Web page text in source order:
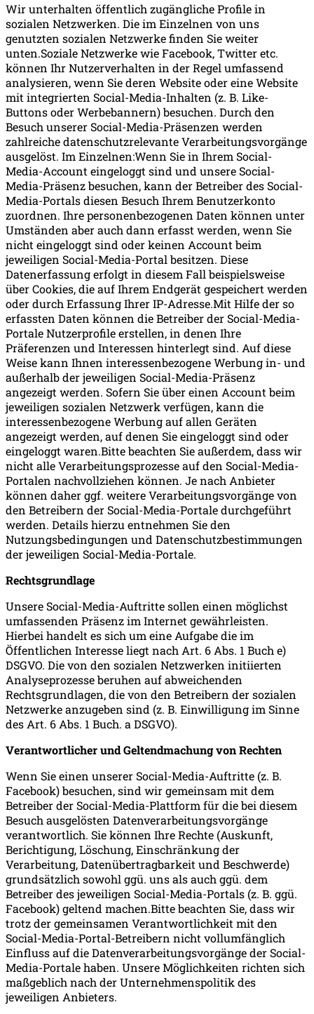
Wir unterhalten öffentlich zugängliche Profile in
sozialen Netzwerken. Die im Einzelnen von uns
genutzten sozialen Netzwerke finden Sie weiter
unten.Soziale Netzwerke wie Facebook, Twitter etc.
können Ihr Nutzerverhalten in der Regel umfassend
analysieren, wenn Sie deren Website oder eine Website
mit integrierten Social-Media-Inhalten (z. B. Like-
Buttons oder Werbebannern) besuchen. Durch den
Besuch unserer Social-Media-Präsenzen werden
zahlreiche datenschutzrelevante Verarbeitungsvorgänge
ausgelöst. Im Einzelnen:Wenn Sie in Ihrem Social-
Media-Account eingeloggt sind und unsere Social-
Media-Präsenz besuchen, kann der Betreiber des Social-
Media-Portals diesen Besuch Ihrem Benutzerkonto
zuordnen. Ihre personenbezogenen Daten können unter
Umständen aber auch dann erfasst werden, wenn Sie
nicht eingeloggt sind oder keinen Account beim
jeweiligen Social-Media-Portal besitzen. Diese
Datenerfassung erfolgt in diesem Fall beispielsweise
über Cookies, die auf Ihrem Endgerät gespeichert werden
oder durch Erfassung Ihrer IP-Adresse.Mit Hilfe der so
erfassten Daten können die Betreiber der Social-Media-
Portale Nutzerprofile erstellen, in denen Ihre
Präferenzen und Interessen hinterlegt sind. Auf diese
Weise kann Ihnen interessenbezogene Werbung in- und
außerhalb der jeweiligen Social-Media-Präsenz
angezeigt werden. Sofern Sie über einen Account beim
jeweiligen sozialen Netzwerk verfügen, kann die
interessenbezogene Werbung auf allen Geräten
angezeigt werden, auf denen Sie eingeloggt sind oder
eingeloggt waren.Bitte beachten Sie außerdem, dass wir
nicht alle Verarbeitungsprozesse auf den Social-Media-
Portalen nachvollziehen können. Je nach Anbieter
können daher ggf. weitere Verarbeitungsvorgänge von
den Betreibern der Social-Media-Portale durchgeführt
werden. Details hierzu entnehmen Sie den
Nutzungsbedingungen und Datenschutzbestimmungen
der jeweiligen Social-Media-Portale.
Rechtsgrundlage
Unsere Social-Media-Auftritte sollen einen möglichst
umfassenden Präsenz im Internet gewährleisten.
Hierbei handelt es sich um eine Aufgabe die im
Öffentlichen Interesse liegt nach Art. 6 Abs. 1 Buch e)
DSGVO. Die von den sozialen Netzwerken initiierten
Analyseprozesse beruhen auf abweichenden
Rechtsgrundlagen, die von den Betreibern der sozialen
Netzwerke anzugeben sind (z. B. Einwilligung im Sinne
des Art. 6 Abs. 1 Buch. a DSGVO).
Verantwortlicher und Geltendmachung von Rechten
Wenn Sie einen unserer Social-Media-Auftritte (z. B.
Facebook) besuchen, sind wir gemeinsam mit dem
Betreiber der Social-Media-Plattform für die bei diesem
Besuch ausgelösten Datenverarbeitungsvorgänge
verantwortlich. Sie können Ihre Rechte (Auskunft,
Berichtigung, Löschung, Einschränkung der
Verarbeitung, Datenübertragbarkeit und Beschwerde)
grundsätzlich sowohl ggü. uns als auch ggü. dem
Betreiber des jeweiligen Social-Media-Portals (z. B. ggü.
Facebook) geltend machen.Bitte beachten Sie, dass wir
trotz der gemeinsamen Verantwortlichkeit mit den
Social-Media-Portal-Betreibern nicht vollumfänglich
Einfluss auf die Datenverarbeitungsvorgänge der Social-
Media-Portale haben. Unsere Möglichkeiten richten sich
maßgeblich nach der Unternehmenspolitik des
jeweiligen Anbieters.